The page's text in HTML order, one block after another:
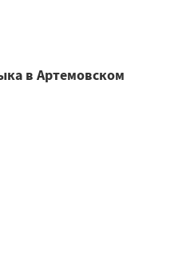
в Артемовском